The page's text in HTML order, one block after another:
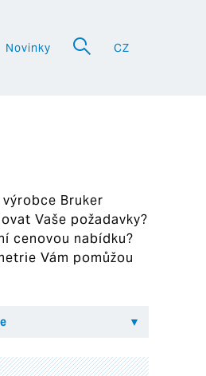
Novinky CZ
Bruker
Vaše požadavky?
cenovou nabídku?
Vám pomůžou